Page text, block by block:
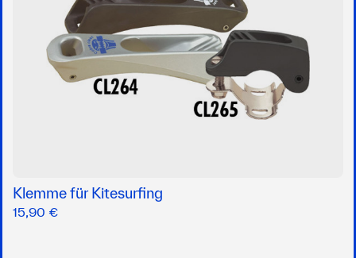
Klemme für Kitesurfing
15,90 €